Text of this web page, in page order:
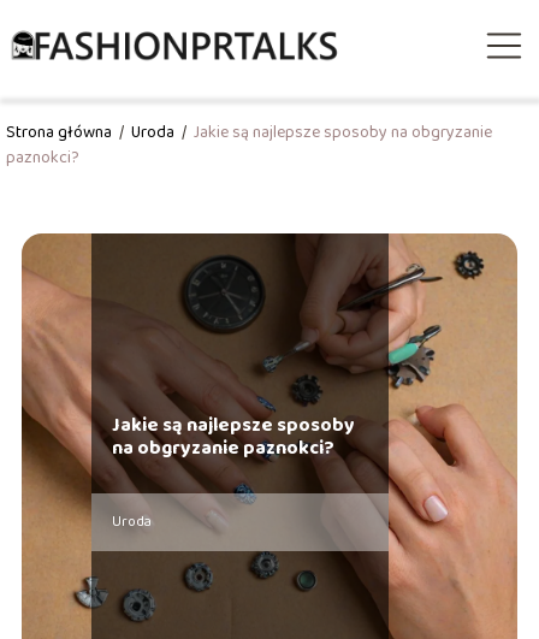
Strona główna / Uroda / Jakie są najlepsze sposoby na obgryzanie
paznokci?
Jakie są najlepsze sposoby
na obgryzanie paznokci?
Uroda